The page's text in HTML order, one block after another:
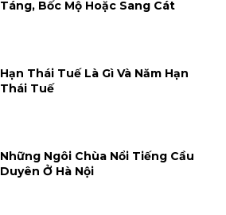
Táng, Bốc Mộ Hoặc Sang Cát
Hạn Thái Tuế Là Gì Và Năm Hạn
Thái Tuế
Những Ngôi Chùa Nổi Tiếng Cầu
Duyên Ở Hà Nội